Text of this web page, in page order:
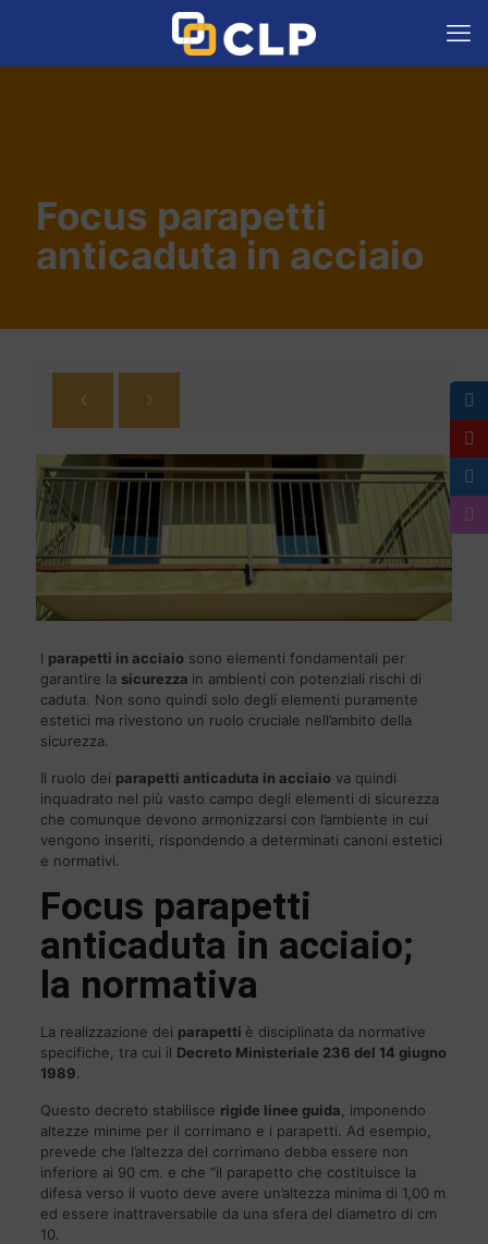
Focus parapetti
anticaduta in acciaio
I parapetti in acciaiosono elementi fondamentali per
garantire la sicurezza in ambienti con potenziali rischi di
caduta. Non sono quindi solo degli elementi puramente
estetici ma rivestono un ruolo cruciale nell’ambito della
sicurezza.
Il ruolo dei parapetti anticaduta in acciaiova quindi
inquadrato nel più vasto campo degli elementi di sicurezza
che comunque devono armonizzarsi con l’ambiente in cui
vengono inseriti, rispondendo a determinati canoni estetici
e normativi.
Focus parapetti
anticaduta in acciaio;
la normativa
La realizzazione dei parapetti è disciplinata da normative
specifiche, tra cui il Decreto Ministeriale 236 del 14 giugno
1989
Questo decreto stabilisce rigide linee guida , imponendo
altezze minime per il corrimano e i parapetti. Ad esempio,
prevede che l’altezza del corrimano debba essere non
inferiore ai 90 cm. e che “il parapetto che costituisce la
difesa verso il vuoto deve avere un’altezza minima di 1,00 m
ed essere inattraversabile da una sfera del diametro di cm
10.